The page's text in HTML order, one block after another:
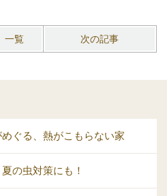
一覧 次の記事
ぐる、熱がこもらない家
の虫対策にも！